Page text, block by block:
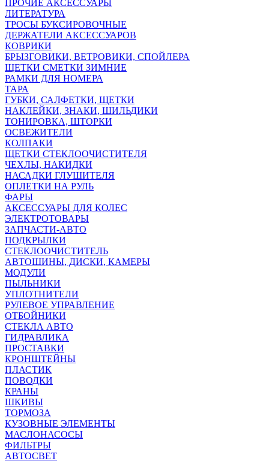
ПРОЧИЕ АКСЕССУАРЫ
ЛИТЕРАТУРА
ТРОСЫ БУКСИРОВОЧНЫЕ
ДЕРЖАТЕЛИ АКСЕССУАРОВ
КОВРИКИ
БРЫЗГОВИКИ, ВЕТРОВИКИ, СПОЙЛЕРА
ЩЕТКИ СМЕТКИ ЗИМНИЕ
РАМКИ ДЛЯ НОМЕРА
ТАРА
ГУБКИ, САЛФЕТКИ, ЩЕТКИ
НАКЛЕЙКИ, ЗНАКИ, ШИЛЬДИКИ
ТОНИРОВКА, ШТОРКИ
ОСВЕЖИТЕЛИ
КОЛПАКИ
ЩЕТКИ СТЕКЛООЧИСТИТЕЛЯ
ЧЕХЛЫ, НАКИДКИ
НАСАДКИ ГЛУШИТЕЛЯ
ОПЛЕТКИ НА РУЛЬ
ФАРЫ
АКСЕССУАРЫ ДЛЯ КОЛЕС
ЭЛЕКТРОТОВАРЫ
ЗАПЧАСТИ-АВТО
ПОДКРЫЛКИ
СТЕКЛООЧИСТИТЕЛЬ
АВТОШИНЫ, ДИСКИ, КАМЕРЫ
МОДУЛИ
ПЫЛЬНИКИ
УПЛОТНИТЕЛИ
РУЛЕВОЕ УПРАВЛЕНИЕ
ОТБОЙНИКИ
СТЕКЛА АВТО
ГИДРАВЛИКА
ПРОСТАВКИ
КРОНШТЕЙНЫ
ПЛАСТИК
ПОВОДКИ
КРАНЫ
ШКИВЫ
ТОРМОЗА
КУЗОВНЫЕ ЭЛЕМЕНТЫ
МАСЛОНАСОСЫ
ФИЛЬТРЫ
АВТОСВЕТ